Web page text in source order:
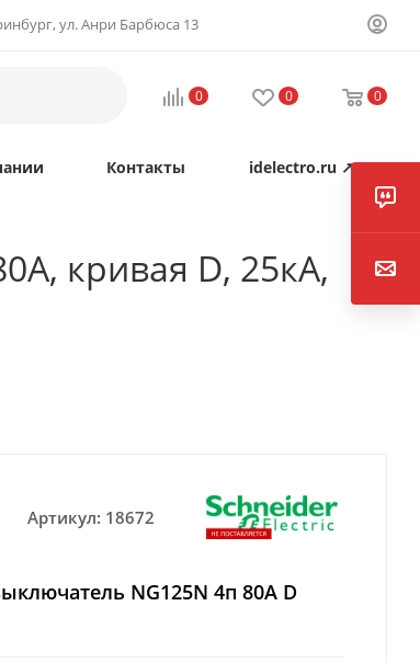
ул. Анри Барбюса 13
0 0 0
Контакты idelectro.ru ↗
кривая D, 25кА,
Артикул: 18672
NG125N 4п 80A D